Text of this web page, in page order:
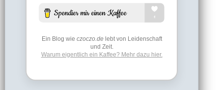
Ein Blog wie czoczo.delebt von Leidenschaft
und Zeit.
Warum eigentlich ein Kaffee? Mehr dazu hier.